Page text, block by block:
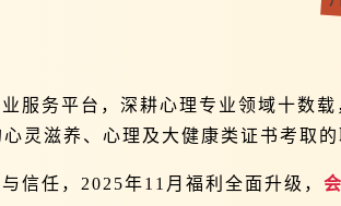
服务平台，深耕心理专业领域十数
灵滋养、心理及大健康类证书考取
信任，2025年11月福利全面升级，